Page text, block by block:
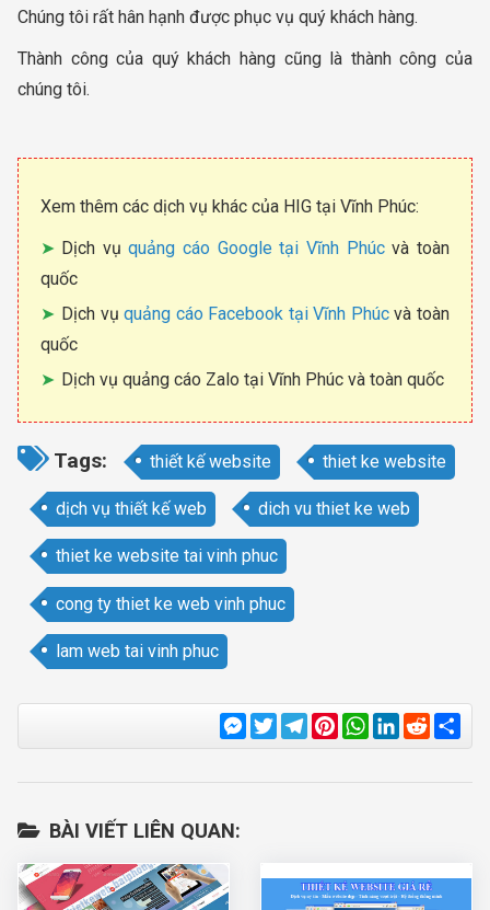
Chúng tôi rất hân hạnh được phục vụ quý khách hàng.
Thành công của quý khách hàng cũng là thành công của
chúng tôi.
Xem thêm các dịch vụ khác của HIG tại Vĩnh Phúc:
Dịch vụquảng cáo Google tại Vĩnh Phúcvà toàn
quốc
Dịch vụquảng cáo Facebook tại Vĩnh Phúcvà toàn
quốc
Dịch vụ quảng cáo Zalo tại Vĩnh Phúc và toàn quốc
Tags: thiết kế website thiet ke website
dịch vụ thiết kế web dich vu thiet ke web
thiet ke website tai vinh phuc
cong ty thiet ke web vinh phuc
lam web tai vinh phuc
Messenger
TwitterTelegram
Pinterest
WhatsApp
LinkedIn
Reddit
BÀI VIẾT LIÊN QUAN: